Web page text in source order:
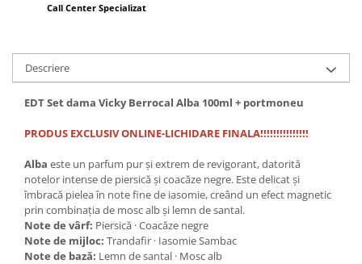
Call Center Specializat
Descriere
EDT Set dama Vicky Berrocal Alba 100ml + portmoneu
PRODUS EXCLUSIV ONLINE-LICHIDARE FINALA!!!!!!!!!!!!!!!
Alba este un parfum pur și extrem de revigorant, datorită
notelor intense de piersică și coacăze negre. Este delicat și
îmbracă pielea în note fine de iasomie, creând un efect magnetic
prin combinația de mosc alb și lemn de santal.
Note de vârf: Piersică · Coacăze negre
Note de mijloc: Trandafir · Iasomie Sambac
Note de bază: Lemn de santal · Mosc alb